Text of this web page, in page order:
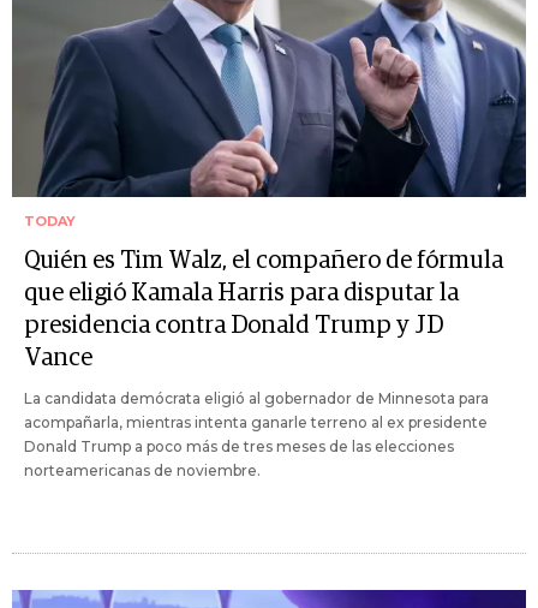
TODAY
Quién es Tim Walz, el compañero de fórmula
que eligió Kamala Harris para disputar la
presidencia contra Donald Trump y JD
Vance
La candidata demócrata eligió al gobernador de Minnesota para
acompañarla, mientras intenta ganarle terreno al ex presidente
Donald Trump a poco más de tres meses de las elecciones
norteamericanas de noviembre.